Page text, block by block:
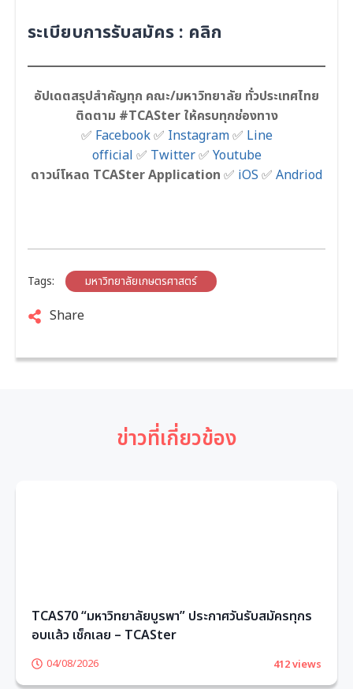
ระเบียบการรับสมัคร : คลิก
อัปเดตสรุปสำคัญทุก คณะ/มหาวิทยาลัย ทั่วประเทศไทย
ติดตาม #TCASter ให้ครบทุกช่องทาง
✅ Facebook✅ Instagram✅ Line
official ✅ Twitter✅ Youtube
ดาวน์โหลด TCASter Application ✅ iOS ✅ Andriod
Tags: มหาวิทยาลัยเกษตรศาสตร์
Share
ข่าวที่เกี่ยวข้อง
TCAS70 “มหาวิทยาลัยบูรพา” ประกาศวันรับสมัครทุกร
อบแล้ว เช็กเลย – TCASter
04/08/2026 412 views